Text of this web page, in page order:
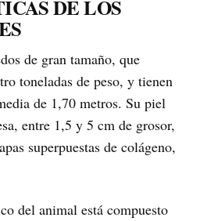
DE LOS
de gran tamaño, que
toneladas de peso, y tienen
de 1,70 metros. Su piel
entre 1,5 y 5 cm de grosor,
superpuestas de colágeno,
del animal está compuesto